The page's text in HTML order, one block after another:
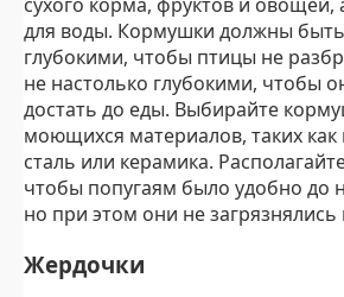
для воды. Кормушки должны
глубокими, чтобы птицы не
не настолько глубокими, чтобы
достать до еды. Выбирайте
моющихся материалов, таких
сталь или керамика.
чтобы попугаям было удобно до
но при этом они не
Жердочки